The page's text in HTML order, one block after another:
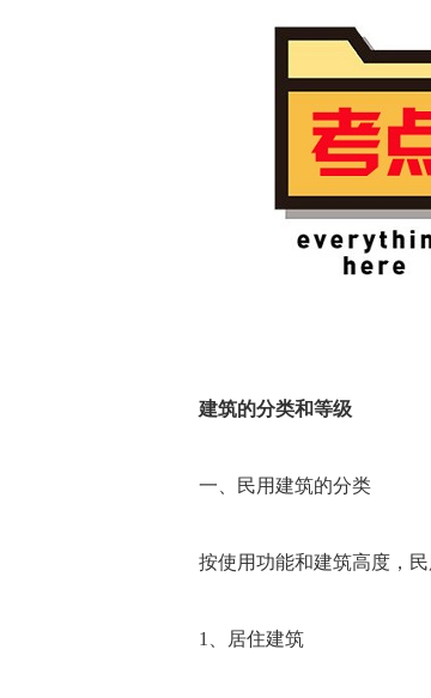
建筑的分类和等级
一、民用建筑的分类
按使用功能和建筑高度，民
1、居住建筑